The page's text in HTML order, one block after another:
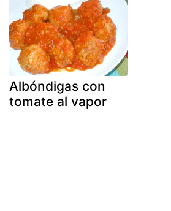
Albóndigas con
tomate al vapor